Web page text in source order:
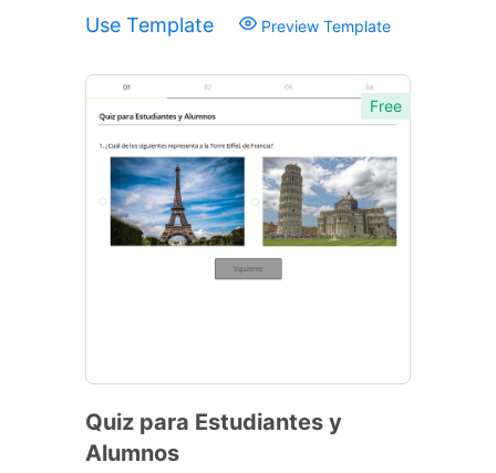
Use Template Preview Template
Free
Quiz para Estudiantes y
Alumnos